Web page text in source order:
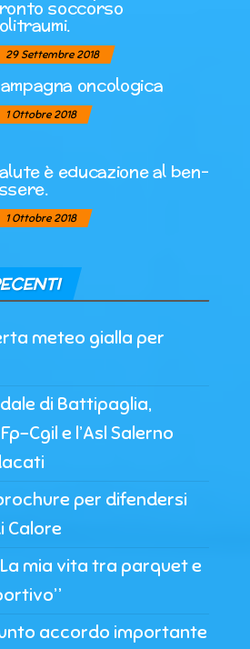
soccorso
29 Settembre 2018
oncologica
1 Ottobre 2018
è educazione al ben-
1 Ottobre 2018
meteo gialla per
di Battipaglia,
Cgil e l’Asl Salerno
per difendersi
Calore
mia vita tra parquet e
accordo importante